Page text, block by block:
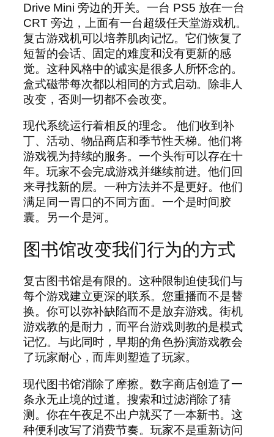
Drive Mini 旁边的开关。一台 PS5 放在一台
CRT 旁边，上面有一台超级任天堂游戏机。
复古游戏机可以培养肌肉记忆。它们恢复了
短暂的会话、固定的难度和没有更新的感
觉。这种风格中的诚实是很多人所怀念的。
盒式磁带每次都以相同的方式启动。除非人
改变，否则一切都不会改变。
现代系统运行着相反的理念。 他们收到补
丁、活动、物品商店和季节性天梯。他们将
游戏视为持续的服务。一个头衔可以存在十
年。玩家不会完成游戏并继续前进。他们回
来寻找新的层。一种方法并不是更好。他们
满足同一胃口的不同方面。一个是时间胶
囊。另一个是河。
图书馆改变我们行为的方式
复古图书馆是有限的。这种限制迫使我们与
每个游戏建立更深的联系。您重播而不是替
换。你可以弥补缺陷而不是放弃游戏。街机
游戏教的是耐力，而平台游戏则教的是模式
记忆。与此同时，早期的角色扮演游戏教会
了玩家耐心，而库则塑造了玩家。
现代图书馆消除了摩擦。数字商店创造了一
条永无止境的过道。搜索和过滤消除了猜
测。你在午夜足不出户就买了一本新书。这
种便利改写了消费节奏。玩家不是重新访问